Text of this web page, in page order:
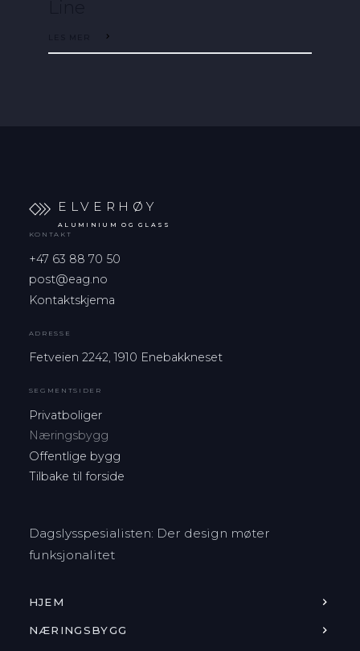
ELVERHØY
ALUMINIUM OG GLASS
KONTAKT
+47 63 88 70 50
post@eag.no
Kontaktskjema
ADRESSE
Fetveien 2242, 1910 Enebakkneset
SEGMENTSIDER
Privatboliger
Næringsbygg
Offentlige bygg
Tilbake til forside
Dagslysspesialisten: Der design møter
funksjonalitet
HJEM
NÆRINGSBYGG